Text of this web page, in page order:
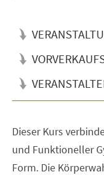
Dieser Kurs
und Funktioneller
Form. Die